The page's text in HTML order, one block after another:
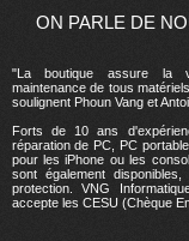
ON PARLE DE
"La boutique assure la
maintenance de tous
soulignent Phoun Vang et
Forts de 10 ans
réparation de PC, PC
pour les iPhone ou les
sont également
protection. VNG
accepte les CESU (Chèque